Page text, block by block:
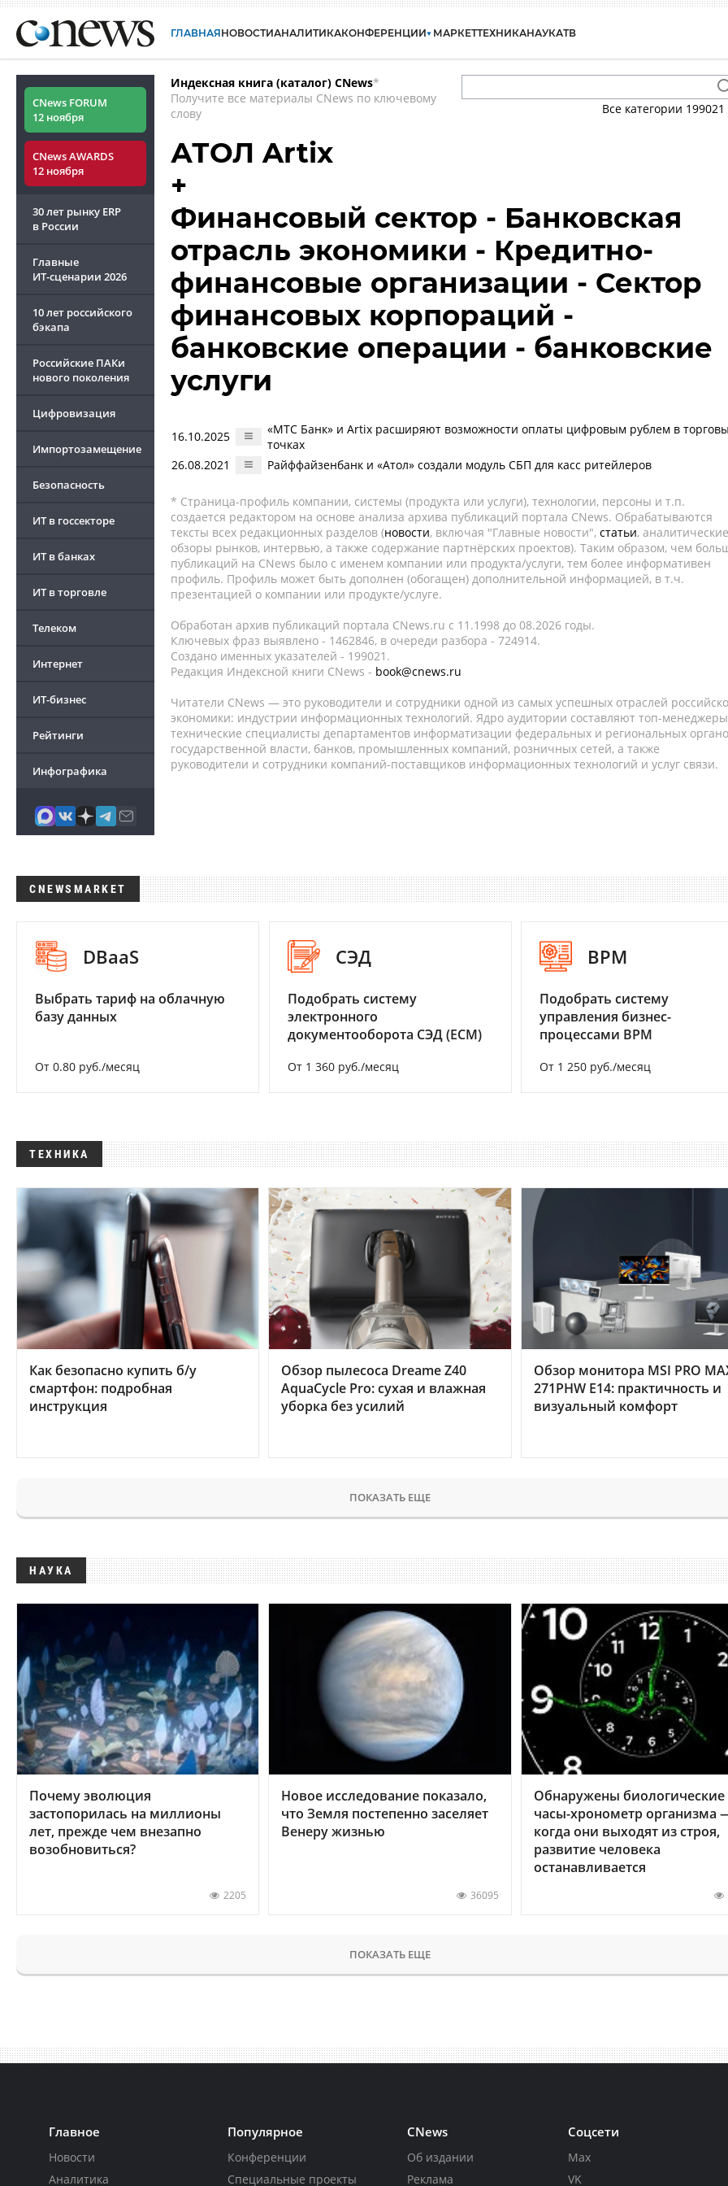
ГЛАВНАЯНОВОСТИАНАЛИТИКАКОНФЕРЕНЦИИ МАРКЕТТЕХНИКАНАУКАТВ
CNews FORUM
12 ноября
CNews AWARDS
12 ноября
30 лет рынку ERP
в России
Главные
ИТ-сценарии 2026
10 лет российского
бэкапа
Российские ПАКи
нового поколения
Цифровизация
Импортозамещение
Безопасность
ИТ в госсекторе
ИТ в банках
ИТ в торговле
Телеком
Интернет
ИТ-бизнес
Рейтинги
Инфографика
Индексная книга (каталог) CNews*
Получите все материалы CNews по ключевому
слову
Все категории 199021
АТОЛ Artix
+
Финансовый сектор - Банковская
отрасль экономики - Кредитно-
финансовые организации - Сектор
финансовых корпораций -
банковские операции - банковские
услуги
16.10.2025
«МТС Банк» и Artix расширяют возможности оплаты цифровым рублем в
точках
26.08.2021
Райффайзенбанк и «Атол» создали модуль СБП для касс ритейлеров
* Страница-профиль компании, системы (продукта или услуги), технологии, персоны и т.п.
создается редактором на основе анализа архива публикаций портала CNews. Обрабатываются
тексты всех редакционных разделов (новости, включая "Главные новости", статьи, аналитические
обзоры рынков, интервью, а также содержание партнёрских проектов). Таким образом, чем
публикаций на CNews было с именем компании или продукта/услуги, тем более информативен
профиль. Профиль может быть дополнен (обогащен) дополнительной информацией, в т.ч.
презентацией о компании или продукте/услуге.
Обработан архив публикаций портала CNews.ru c 11.1998 до 08.2026 годы.
Ключевых фраз выявлено - 1462846, в очереди разбора - 724914.
Создано именных указателей - 199021.
Редакция Индексной книги CNews - book@cnews.ru
Читатели CNews — это руководители и сотрудники одной из самых успешных отраслей
экономики: индустрии информационных технологий. Ядро аудитории составляют топ-
технические специалисты департаментов информатизации федеральных и региональных
государственной власти, банков, промышленных компаний, розничных сетей, а также
руководители и сотрудники компаний-поставщиков информационных технологий и услуг связи.
CNEWSMARKET
DBaaS
Выбрать тариф на облачную
базу данных
От 0.80 руб./месяц
СЭД
Подобрать систему
электронного
документооборота СЭД (ECM)
От 1 360 руб./месяц
BPM
Подобрать систему
управления бизнес-
процессами BPM
От 1 250 руб./месяц
ТЕХНИКА
Как безопасно купить б/у
смартфон: подробная
инструкция
Обзор пылесоса Dreame Z40
AquaCycle Pro: сухая и влажная
уборка без усилий
Обзор монитора MSI PRO
271PHW E14: практичность и
визуальный комфорт
ПОКАЗАТЬ ЕЩЕ
НАУКА
Почему эволюция
застопорилась на миллионы
лет, прежде чем внезапно
возобновиться?
2205
Новое исследование показало,
что Земля постепенно заселяет
Венеру жизнью
36095
Обнаружены биологические
часы-хронометр организма
когда они выходят из строя,
развитие человека
останавливается
ПОКАЗАТЬ ЕЩЕ
Главное
Новости
Аналитика
Популярное
Конференции
Специальные проекты
CNews
Об издании
Реклама
Соцсети
Max
VK